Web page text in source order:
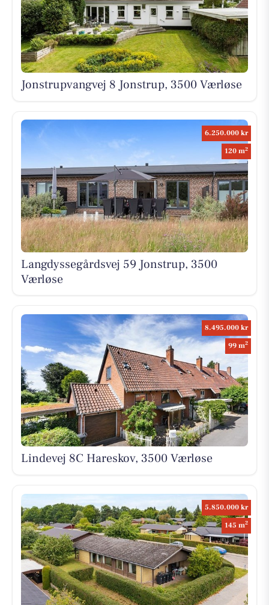
Jonstrupvangvej 8 Jonstrup, 3500 Værløse
6.250.000 kr
120 m2
Langdyssegårdsvej 59 Jonstrup, 3500
Værløse
8.495.000 kr
99 m2
Lindevej 8C Hareskov, 3500 Værløse
5.850.000 kr
145 m2